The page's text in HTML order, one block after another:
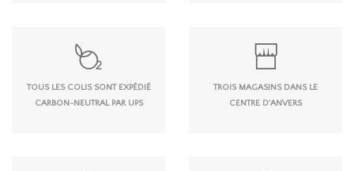
TOUS LES COLIS SONT EXPÉDIÉ
CARBON-NEUTRAL PAR UPS
TROIS MAGASINS DANS LE
CENTRE D'ANVERS